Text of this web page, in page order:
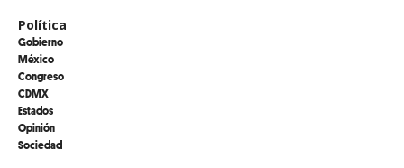
Política
Gobierno
México
Congreso
CDMX
Estados
Opinión
Sociedad